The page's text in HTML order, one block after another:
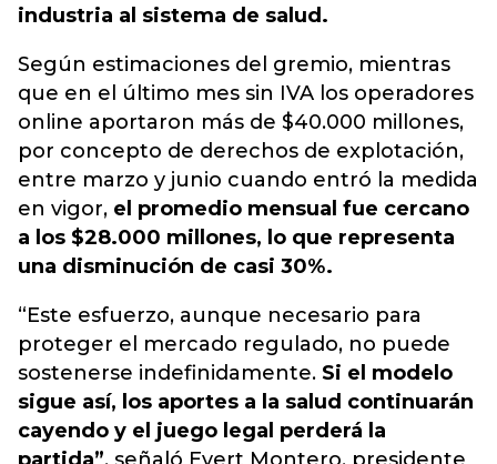
industria al sistema de salud.
Según estimaciones del gremio, mientras
que en el último mes sin IVA los operadores
online aportaron más de $40.000 millones,
por concepto de derechos de explotación,
entre marzo y junio cuando entró la medida
en vigor, el promedio mensual fue cercano
a los $28.000 millones, lo que representa
una disminución de casi 30%.
“Este esfuerzo, aunque necesario para
proteger el mercado regulado, no puede
sostenerse indefinidamente. Si el modelo
sigue así, los aportes a la salud continuarán
cayendo y el juego legal perderá la